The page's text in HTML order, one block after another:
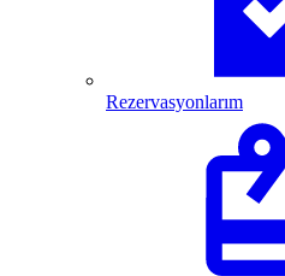
Rezervasyonlarım